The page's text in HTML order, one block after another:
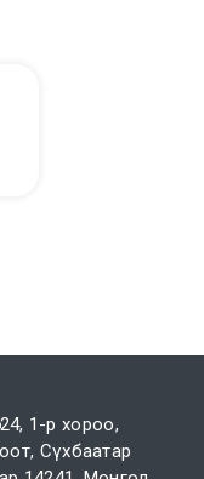
24, 1-р хороо,
Сүхбаатар